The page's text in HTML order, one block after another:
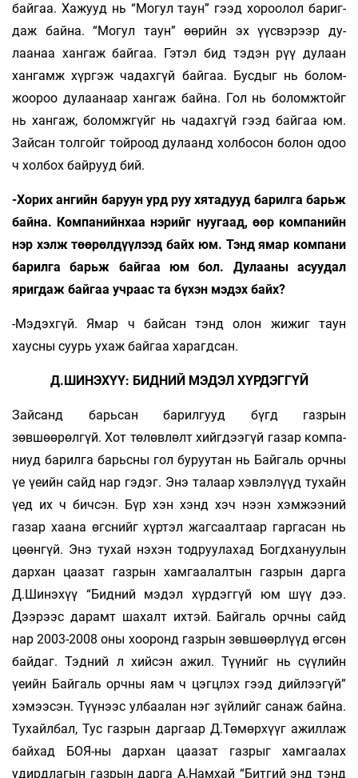
байгаа. Хажууд нь “Могул таун” гээд хороо­лол бариг­
даж байна. “Могул таун” өөрийн эх үүс­вэрээр ду­
лаанаа хангаж байгаа. Гэтэл бид тэдэн рүү дулаан
хангамж хүргэж ча­дахгүй байгаа. Бусдыг нь болом­
жоороо ду­лаанаар хангаж байна. Гол нь боломжтойг
нь хангаж, боломжгүйг нь чадахгүй гээд байгаа юм.
Зай­сан толгойг тойроод дулаанд холбосон болон одоо
ч холбох байрууд бий.
-Хорих ангийн баруун урд руу хятадууд ба­­рилга барьж
байна. Компанийнхаа нэрийг нуу­гаад, өөр компанийн
нэр хэлж төөрөл­дүү­лээд байх юм. Тэнд ямар компани
барилга барьж байгаа юм бол. Дулааны асуу­дал
яригдаж байгаа учраас та бүхэн мэ­дэх байх?
-Мэдэхгүй. Ямар ч байсан тэнд олон жижиг таун
хаусны суурь ухаж байгаа харагдсан.
Д.ШИНЭХҮҮ: БИДНИЙ МЭДЭЛ ХҮРДЭГГҮЙ
Зайсанд барьсан барилгууд бүгд газрын
зөвшөөрөлгүй. Хот төлөвлөлт хийгдээгүй газар компа­
ниуд барилга барьсны гол буруутан нь Байгаль орчны
үе үеийн сайд нар гэдэг. Энэ талаар хэвлэлүүд тухайн
үед их ч бичсэн. Бүр хэн хэнд хэч­ нээн хэмжээний
газар хаана өгснийг хүртэл жагсаалтаар гаргасан нь
цөөнгүй. Энэ тухай нэхэн тодруулахад Богдхануулын
дархан цаазат газрын хамгаалалтын газрын дарга
Д.Шинэхүү “Бидний мэдэл хүрдэггүй юм шүү дээ.
Дээрээс дарамт шахалт ихтэй. Байгаль орчны сайд
нар 2003-2008 оны хооронд газрын зөвшөөрлүүд өгсөн
байдаг. Тэдний л хийсэн ажил. Түүнийг нь сүүлийн
үеийн Байгаль орчны яам ч цэгцлэх гээд дийлээгүй”
хэмээсэн. Түүнээс улбаалан нэг зүйлийг санаж бай­на.
Тухайлбал, Тус газрын даргаар Д.Төмөрхүүг ажиллаж
байхад БОЯ-ны дархан цаазат газрыг хамгаалах
удирдлагын газрын дарга А.Намхай “Битгий энд тэнд